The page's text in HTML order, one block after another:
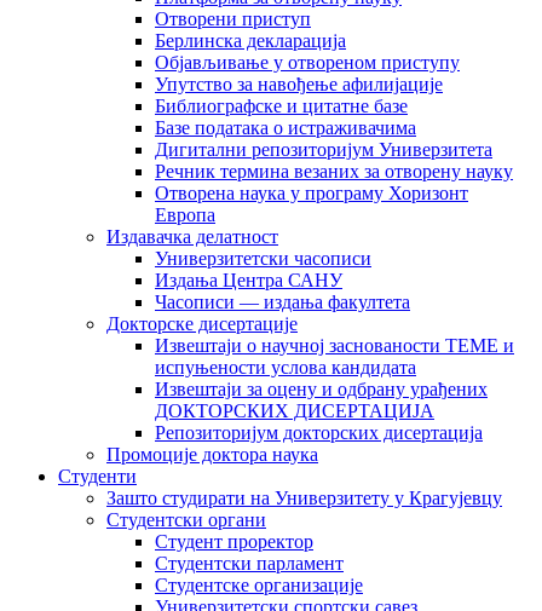
Отворени приступ
Берлинска декларација
Објављивање у отвореном приступу
Упутство за навођење афилијације
Библиографске и цитатне базе
Базе података о истраживачима
Дигитални репозиторијум Универзитета
Рeчник термина везаних за отворену науку
Отворена наука у програму Хоризонт
Европа
Издавачка делатност
Универзитетски часописи
Издања Центра САНУ
Часописи — издања факултета
Докторске дисертације
Извештаји о научној заснованости ТЕМЕ и
испуњености услова кандидата
Извештаји за оцену и одбрану урађених
ДОКТОРСКИХ ДИСЕРТАЦИЈА
Репозиторијум докторских дисертација
Промоције доктора наука
Студенти
Зашто студирати на Универзитету у Крагујевцу
Студентски органи
Студент проректор
Студентски парламент
Студентске организације
Универзитетски спортски савез